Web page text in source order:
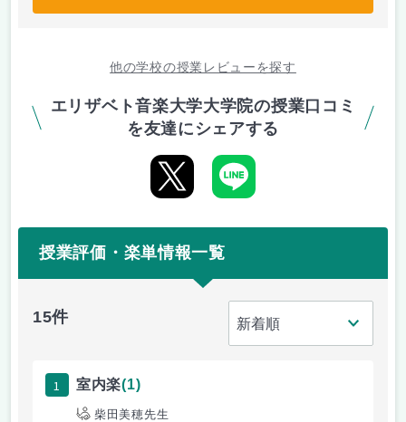
他の学校の授業レビューを探す
エリザベト音楽大学大学院の授業口コミ
を友達にシェアする
授業評価・楽単情報一覧
15件
1 室内楽(1)
柴田美穂先生